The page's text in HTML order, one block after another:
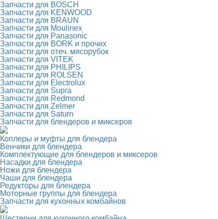
Запчасти для BOSCH
Запчасти для KENWOOD
Запчасти для BRAUN
Запчасти для Moulinex
Запчасти для Panasonic
Запчасти для BORK и прочих
Запчасти для отеч. мясорубок
Запчасти для VITEK
Запчасти для PHILIPS
Запчасти для ROLSEN
Запчасти для Electrolux
Запчасти для Supra
Запчасти для Redmond
Запчасти для Zelmer
Запчасти для Saturn
Запчасти для блендеров и миксеров
Коплеры и муфты для блендера
Венчики для блендера
Комплектующие для блендеров и миксеров
Насадки для блендера
Ножи для блендера
Чаши для блендера
Редукторы для блендера
Моторные группы для блендера
Запчасти для кухонных комбайнов